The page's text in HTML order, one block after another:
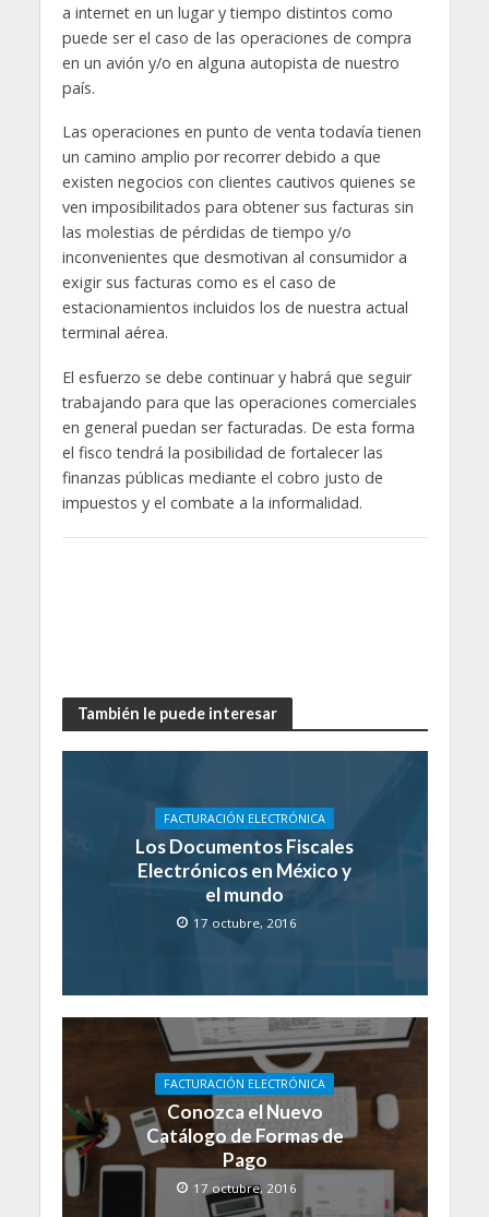
a internet en un lugar y tiempo distintos como
puede ser el caso de las operaciones de compra
en un avión y/o en alguna autopista de nuestro
país.
Las operaciones en punto de venta todavía tienen
un camino amplio por recorrer debido a que
existen negocios con clientes cautivos quienes se
ven imposibilitados para obtener sus facturas sin
las molestias de pérdidas de tiempo y/o
inconvenientes que desmotivan al consumidor a
exigir sus facturas como es el caso de
estacionamientos incluidos los de nuestra actual
terminal aérea.
El esfuerzo se debe continuar y habrá que seguir
trabajando para que las operaciones comerciales
en general puedan ser facturadas. De esta forma
el fisco tendrá la posibilidad de fortalecer las
finanzas públicas mediante el cobro justo de
impuestos y el combate a la informalidad.
También le puede interesar
FACTURACIÓN ELECTRÓNICA
Los Documentos Fiscales
Electrónicos en México y
el mundo
17 octubre, 2016
FACTURACIÓN ELECTRÓNICA
Conozca el Nuevo
Catálogo de Formas de
Pago
17 octubre, 2016